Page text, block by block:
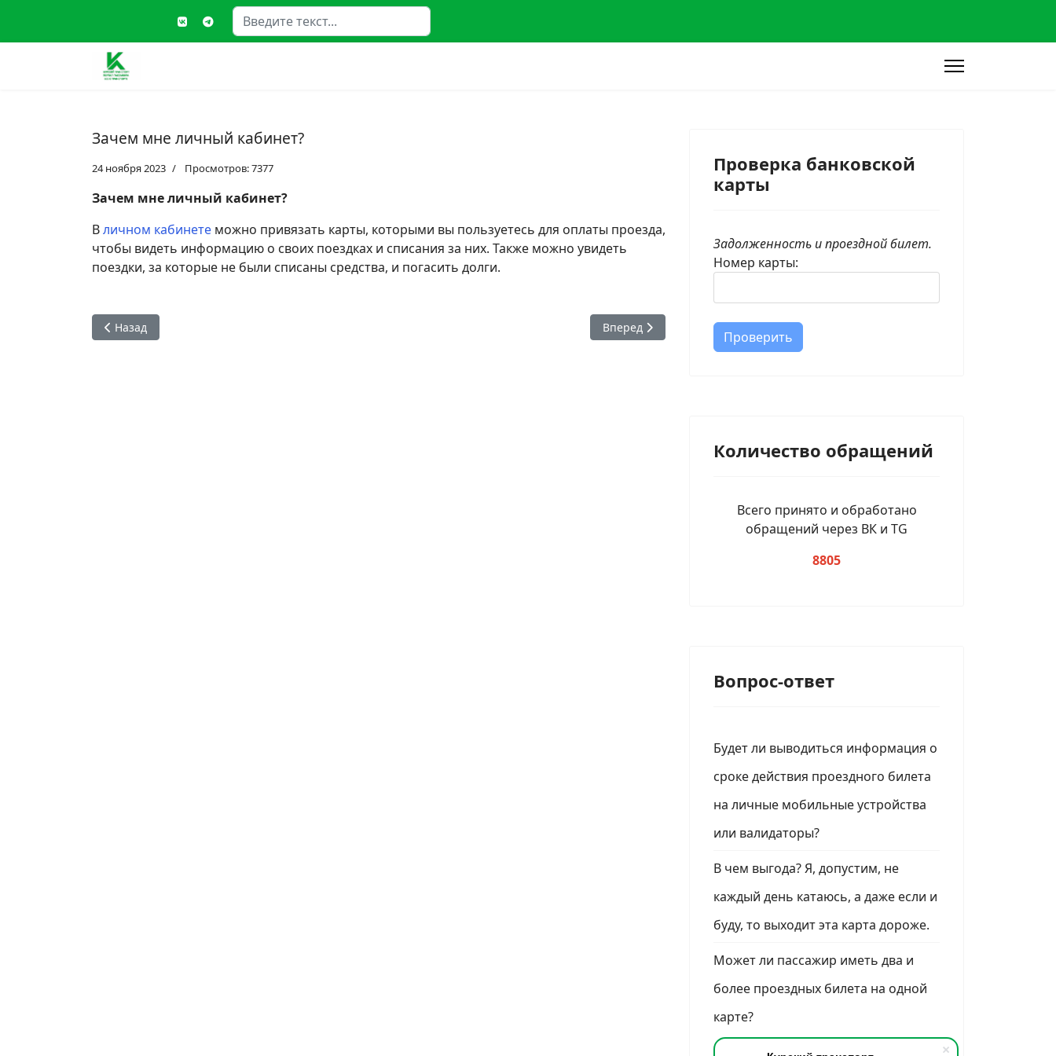
Поиск
Type 2 or more characters for results.
Зачем мне личный кабинет?
24 ноября 2023 Просмотров: 7377
Зачем мне личный кабинет?
Вличном кабинете можно привязать карты, которыми вы пользуетесь для оплаты проезда,
чтобы видеть информацию о своих поездках и списания за них. Также можно увидеть
поездки, за которые не были списаны средства, и погасить долги.
Предыдущий: Как так вышло, что поездка была записана в долг?
Назад Следующий: Какой картой я могу оплатить поездку?
Вперед
Проверка банковской
карты
Задолженность и проездной билет.
Номер карты:
Проверить
Количество обращений
Всего принято и обработано
обращений через ВК и TG
8805
Вопрос-ответ
Будет ли выводиться информация о
сроке действия проездного билета
на личные мобильные устройства
или валидаторы?
В чем выгода? Я, допустим, не
каждый день катаюсь, а даже если и
буду, то выходит эта карта дороже.
Может ли пассажир иметь два и
более проездных билета на одной
карте?